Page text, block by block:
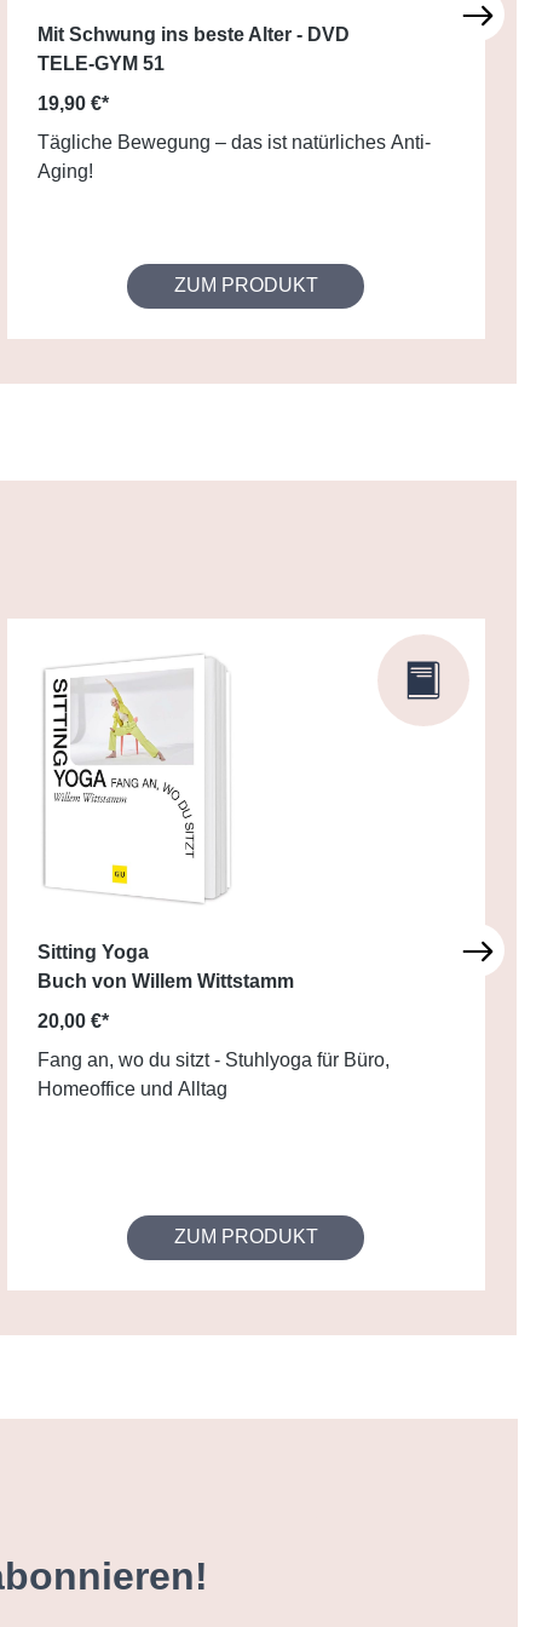
Mit Schwung ins beste Alter - DVD
TELE-GYM 51
19,90 €*
Tägliche Bewegung – das ist natürliches Anti-
Aging!
ZUM PRODUKT
Sitting Yoga
Buch von Willem Wittstamm
20,00 €*
Fang an, wo du sitzt - Stuhlyoga für Büro,
Homeoffice und Alltag
ZUM PRODUKT